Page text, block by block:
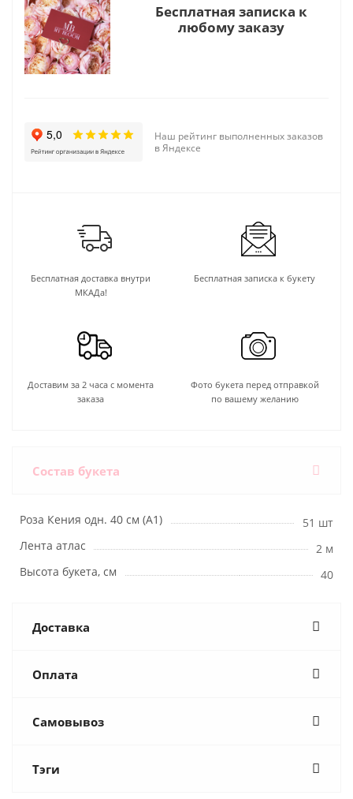
Бесплатная записка к
любому заказу
Наш рейтинг выполненных заказов
в Яндексе
Бесплатная доставка внутри
МКАДа!
Бесплатная записка к букету
Доставим за 2 часа с момента
заказа
Фото букета перед отправкой
по вашему желанию
Состав букета
Роза Кения одн. 40 см (А1)
51 шт
Лента атлас
2 м
Высота букета, см
40
Доставка
Оплата
Самовывоз
Тэги